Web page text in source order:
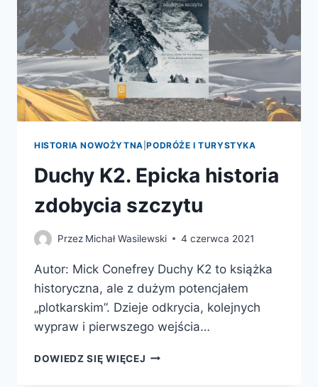
DNI
NA
K2
HISTORIA NOWOŻYTNA |PODRÓŻE I TURYSTYKA
Duchy K2. Epicka historia
zdobycia szczytu
Przez Michał Wasilewski 4 czerwca 2021
Autor: Mick Conefrey Duchy K2 to książka
historyczna, ale z dużym potencjałem
„plotkarskim”. Dzieje odkrycia, kolejnych
wypraw i pierwszego wejścia…
DOWIEDZ SIĘ WIĘCEJ DUCHY